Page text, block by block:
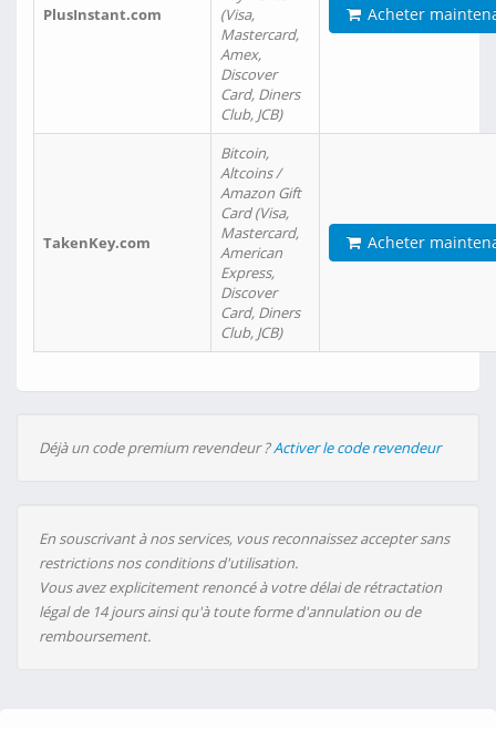
PlusInstant.com
(Visa,
Mastercard,
Amex,
Discover
Card, Diners
Club, JCB)
Acheter
TakenKey.com
Bitcoin,
Altcoins /
Amazon Gift
Card (Visa,
Mastercard,
American
Express,
Discover
Card, Diners
Club, JCB)
Acheter
Déjà un code premium revendeur ?Activer le code revendeur
En souscrivant à nos services, vous reconnaissez accepter sans
restrictions nos conditions d'utilisation.
Vous avez explicitement renoncé à votre délai de rétractation
légal de 14 jours ainsi qu'à toute forme d'annulation ou de
remboursement.